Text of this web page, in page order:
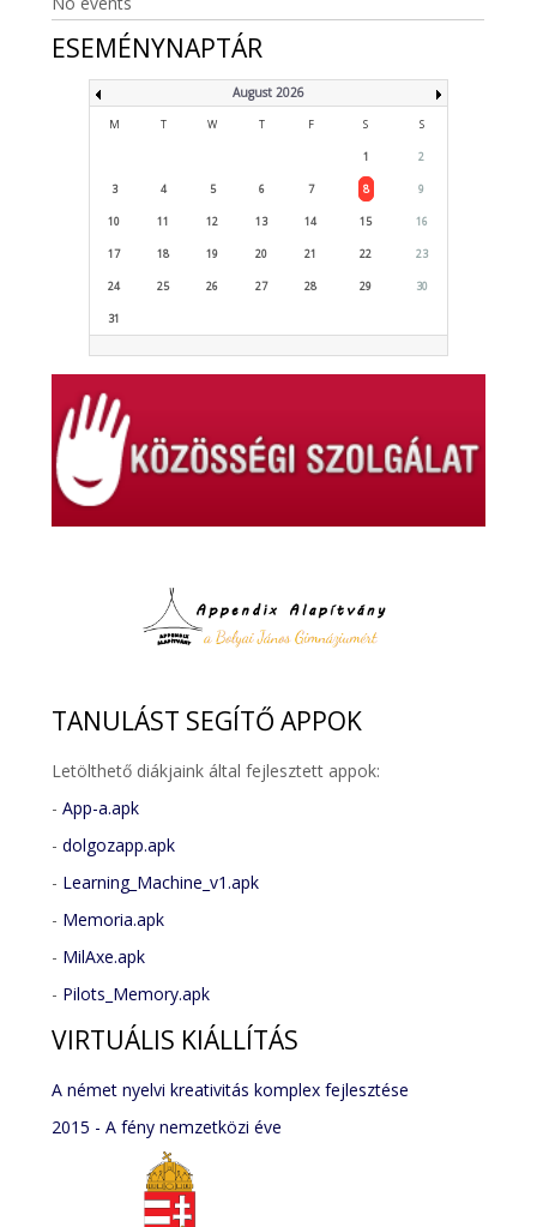
ESEMÉNYNAPTÁR
August 2026
M T W T F S S
1 2
3 4 5 6 7 8 9
10 11 12 13 14 15 16
17 18 19 20 21 22 23
24 25 26 27 28 29 30
31
TANULÁST SEGÍTŐ APPOK
Letölthető diákjaink által fejlesztett appok:
-App-a.apk
-dolgozapp.apk
- Learning_Machine_v1.apk
- Memoria.apk
- MilAxe.apk
- Pilots_Memory.apk
VIRTUÁLIS KIÁLLÍTÁS
A német nyelvi kreativitás komplex fejlesztése
2015 - A fény nemzetközi éve